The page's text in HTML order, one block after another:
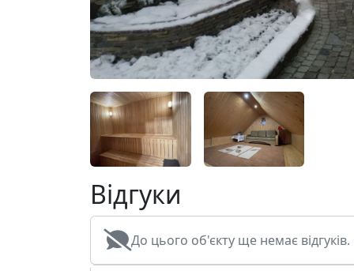
Відгуки
До цього об'єкту ще немає